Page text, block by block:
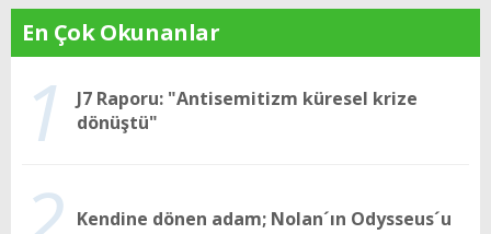
En Çok Okunanlar
1
J7 Raporu: "Antisemitizm küresel krize
dönüştü"
Kendine dönen adam; Nolan´ın Odysseus´u